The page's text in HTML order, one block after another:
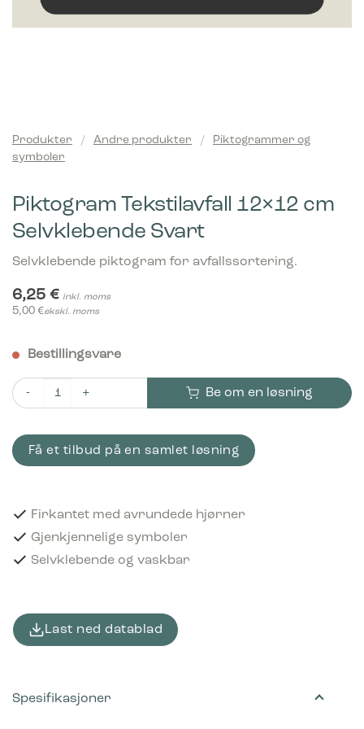
Produkter / Andre produkter /
Piktogrammer og
symboler
Piktogram Tekstilavfall 12×12 cm
Selvklebende Svart
Selvklebende piktogram for avfallssortering.
6,25 € inkl. moms
5,00 €ekskl. moms
Bestillingsvare
Piktogram Tekstilavfall 12x12 cm Selvklebende Svart antall
Be om en løsning
Få et tilbud på en samlet løsning
Firkantet med avrundede hjørner
Gjenkjennelige symboler
Selvklebende og vaskbar
Last ned datablad
Spesifikasjoner